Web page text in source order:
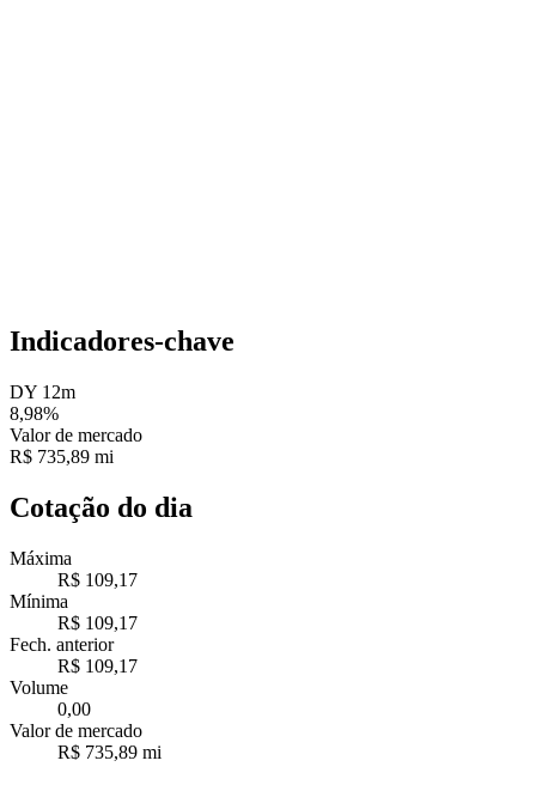
Indicadores-chave
DY 12m
8,98%
Valor de mercado
R$ 735,89 mi
Cotação do dia
Máxima
R$ 109,17
Mínima
R$ 109,17
Fech. anterior
R$ 109,17
Volume
0,00
Valor de mercado
R$ 735,89 mi